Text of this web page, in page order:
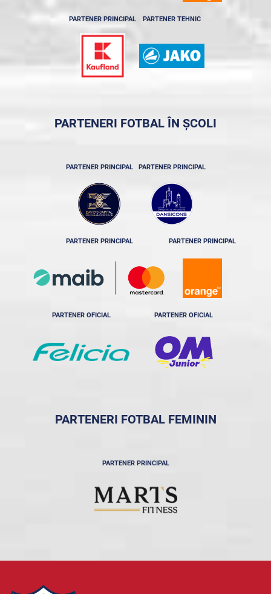
PARTENER PRINCIPAL PARTENER TEHNIC
PARTENERI FOTBAL ÎN ȘCOLI
PARTENER PRINCIPAL PARTENER PRINCIPAL
PARTENER PRINCIPAL PARTENER PRINCIPAL
PARTENER OFICIAL PARTENER OFICIAL
PARTENERI FOTBAL FEMININ
PARTENER PRINCIPAL